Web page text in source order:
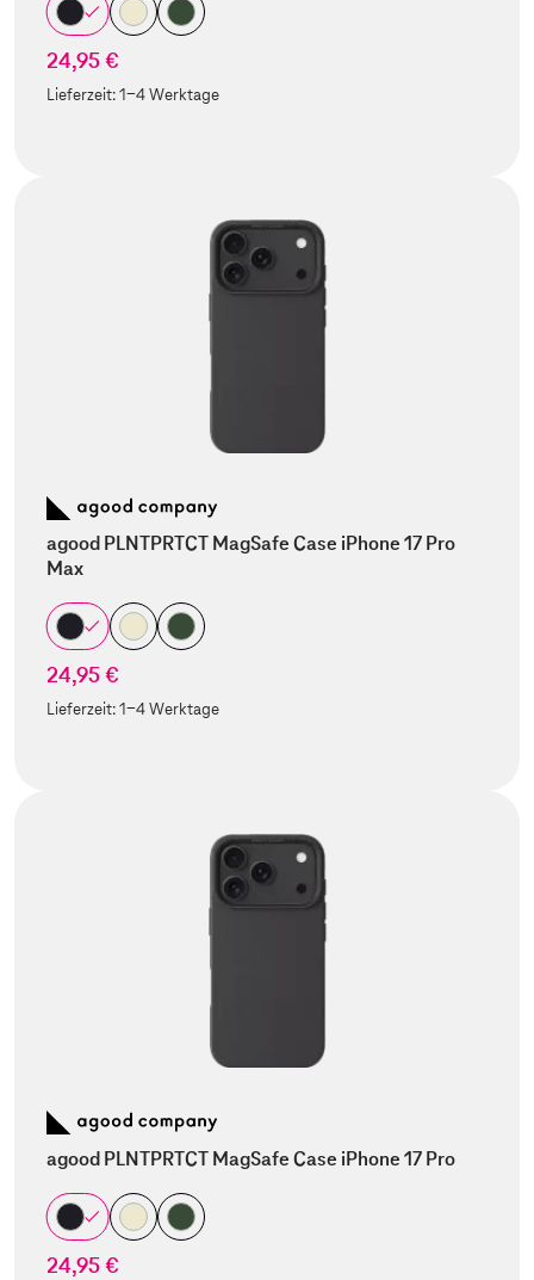
24,95 €
Lieferzeit:1-4 Werktage
agood PLNTPRTCT MagSafe Case iPhone 17 Pro
Max
24,95 €
Lieferzeit:1-4 Werktage
agood PLNTPRTCT MagSafe Case iPhone 17 Pro
24,95 €